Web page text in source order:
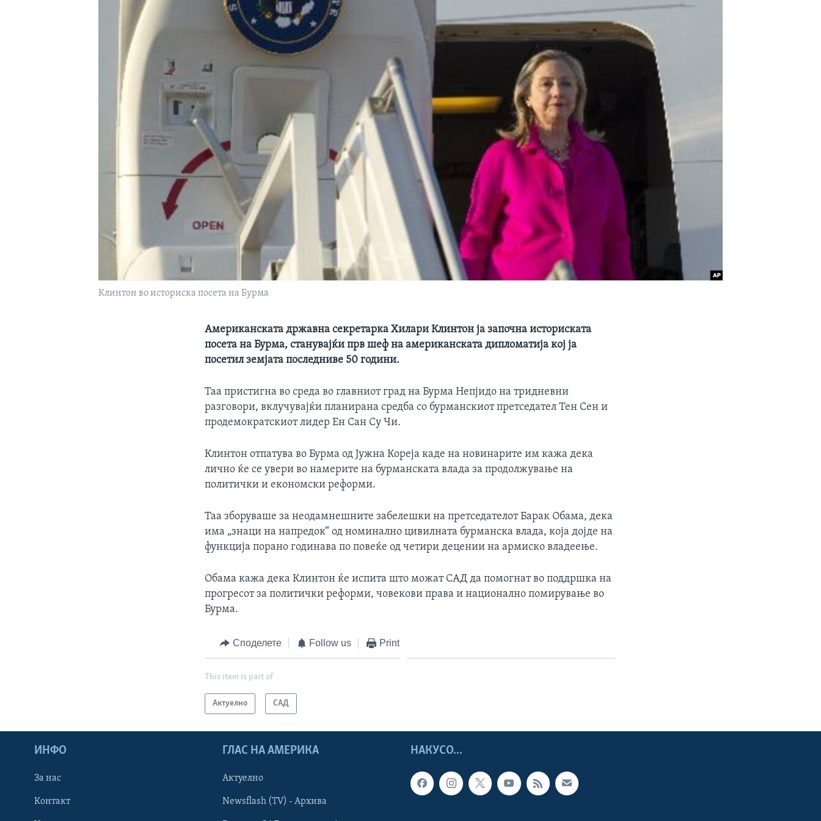
Клинтон во историска посета на Бурма
Американската државна секретарка Хилари Клинтон ја започна историската
посета на Бурма, станувајќи прв шеф на американската дипломатија кој ја
посетил земјата последниве 50 години.
Таа пристигна во среда во главниот град на Бурма Непјидо на тридневни
разговори, вклучувајќи планирана средба со бурманскиот претседател Тен Сен и
продемократскиот лидер Ен Сан Су Чи.
Клинтон отпатува во Бурма од Јужна Кореја каде на новинарите им кажа дека
лично ќе се увери во намерите на бурманската влада за продолжување на
политички и економски реформи.
Таа зборуваше за неодамнешните забелешки на претседателот Барак Обама, дека
има „знаци на напредок“ од номинално цивилната бурманска влада, која дојде на
функција порано годинава по повеќе од четири децении на армиско владеење.
Обама кажа дека Клинтон ќе испита што можат САД да помогнат во поддршка на
прогресот за политички реформи, човекови права и национално помирување во
Бурма.
Споделете Follow us Print
This item is part of
Актуелно САД
НАКУСО...
ИНФО
За нас
Контакт
ГЛАС НА АМЕРИКА
Актуелно
Newsflash (TV) - Архива